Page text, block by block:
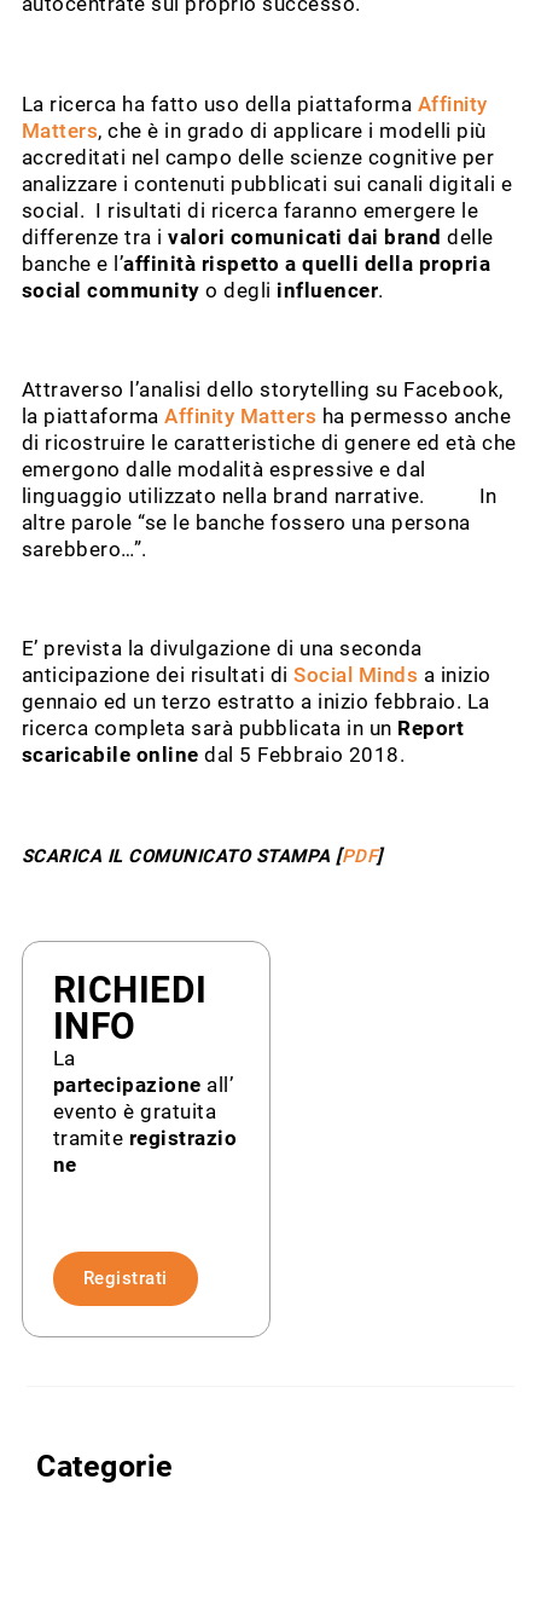
Categorie
La ricerca ha fatto uso della piattaforma Affinity
Matters, che è in grado di applicare i modelli più
accreditati nel campo delle scienze cognitive per
analizzare i contenuti pubblicati sui canali digitali e
social. I risultati di ricerca faranno emergere le
differenze tra ivalori comunicati dai brand delle
banche e l’affinità rispetto a quelli della propria
social community o degli influencer.
Attraverso l’analisi dello storytelling su Facebook,
la piattaformaAffinity Matters ha permesso anche
di ricostruire le caratteristiche di genere ed età che
emergono dalle modalità espressive e dal
linguaggio utilizzato nella brand narrative. In
altre parole “se le banche fossero una persona
sarebbero…”.
E’ prevista la divulgazione di una seconda
anticipazione dei risultati diSocial Minds a inizio
gennaio ed un terzo estratto a inizio febbraio. La
ricerca completa sarà pubblicata in un Report
scaricabile online dal 5 Febbraio 2018.
SCARICA IL COMUNICATO STAMPA [PDF]
RICHIEDI
INFO
La
partecipazione all’
evento è gratuita
tramite registrazio
ne
Registrati